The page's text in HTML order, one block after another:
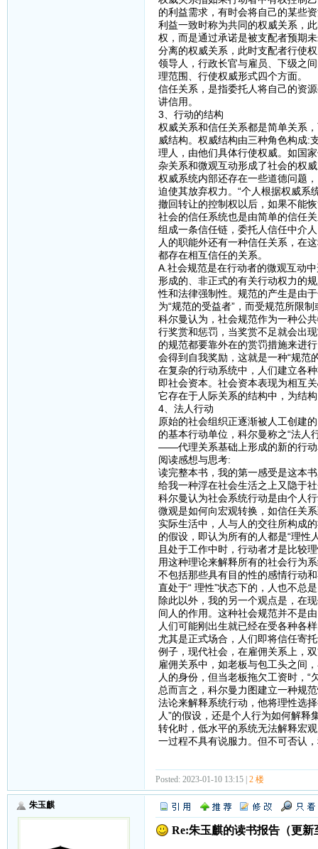
的利益需求，有时会将自己的某些
利益一致时称为共同的权威关系，
权，而是通过承诺是被支配者预期
分离的权威关系，此时支配者行使
领导人，行政长官与雇员、下级之
理范围、行使权威形式四个方面。
信任关系，是指委托人将自己的资
讲信用。
3、行动的结构
权威关系和信任关系都是简单关系
威结构。权威结构由三种角色构成:
理人，由他们具体行使权威。如国
杂关系和微观互动形成了社会的权
权威系统内部还存在一些道德问题
迫使其放弃权力。“个人根据权威系
撤回转让的控制权以后，如果不能
社会的信任系统也是由简单的信任
组成一条信任链，委托人信任中
人的职能外还有一种信任关系，在
都存在相互信任的关系。
A.社会规范是在行动者的微观互动
形成的、非正式的有关行动权力的
性和法律强制性。规范的产生是由
为“规范的受益者”，而受规范所限
科尔曼认为，社会规范作为一种公
行奖赏和惩罚，当奖赏不足就会出
的规范都要靠外在的赏罚措施来进
会得到自我奖励，这就是一种“规范
在复杂的行动系统中，人们建立各
即社会资本。社会资本表现为相互
它存在于人际关系的结构中，为结
4、法人行动
原始的社会组织正逐渐被人工创建
的基本行动单位，科尔曼称之“法人
——代理关系基础上形成的新的行动
阅读感想与思考:
读完整本书，我的第一感受是这本
给我一种浮在社会生活之上又隐于
科尔曼认为社会系统行动是由个人
微观是如何向宏观转换，如信任关
实际生活中，人与人的交往所构成
的假设，即认为所有的人都是“理性
且处于工作中时，行动者才是比较
用这种理论来解释所有的社会行为
不包括那些具有目的性的感情行动
直处于“ 理性”状态下的，人也不总
除此以外，我的另一个观点是，在
间人的作用。这种社会规范并不是
人们可能刚出生就已经在受各种各
尤其是正式场合，人们即将信任寄
例子，现代社会，在雇佣关系上，
雇佣关系中，如老板与包工头之间
人的身份，但当老板拖欠工资时，“
总而言之，科尔曼力图建立一种规
法论来解释系统行动，他将理性选
人”的假设，还是个人行为如何解
转化时，低水平的系统无法解释宏
一过程不具有说服力。但不可否认
Posted: 2023-01-10 13:15 | 2 楼
朱玉麒
Re:朱玉麒的读书报告（更新